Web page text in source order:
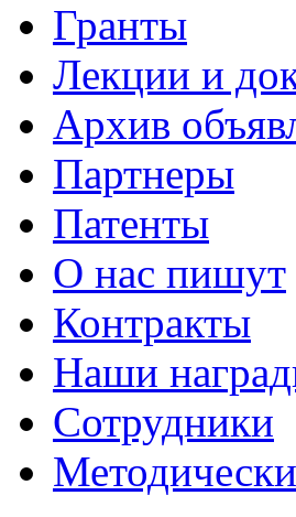
Гранты
Лекции и
Архив
Партнеры
Патенты
О нас пишут
Контракты
Наши
Сотрудники